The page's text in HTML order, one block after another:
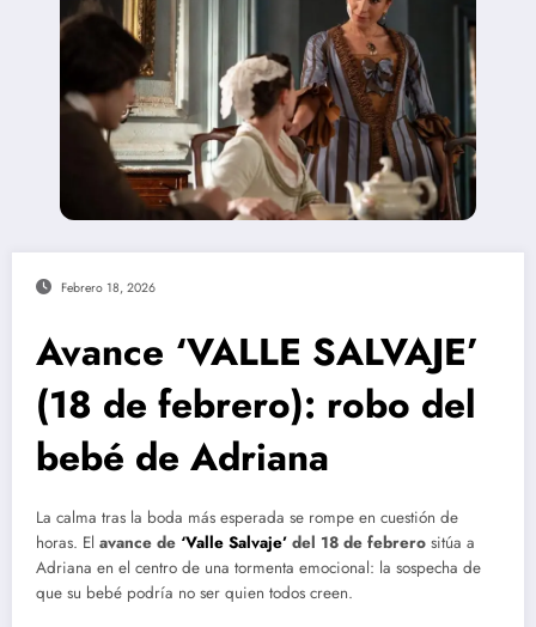
Febrero 18, 2026
Avance ‘VALLE SALVAJE’
(18 de febrero): robo del
bebé de Adriana
La calma tras la boda más esperada se rompe en cuestión de
horas. El avance de ‘Valle Salvaje’ del 18 de febrero sitúa a
Adriana en el centro de una tormenta emocional: la sospecha de
que su bebé podría no ser quien todos creen.